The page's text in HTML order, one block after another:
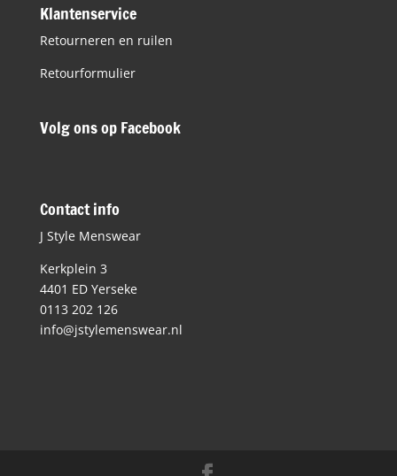
Klantenservice
Retourneren en ruilen
Retourformulier
Volg ons op Facebook
Contact info
J Style Menswear
Kerkplein 3
4401 ED Yerseke
0113 202 126
info@jstylemenswear.nl